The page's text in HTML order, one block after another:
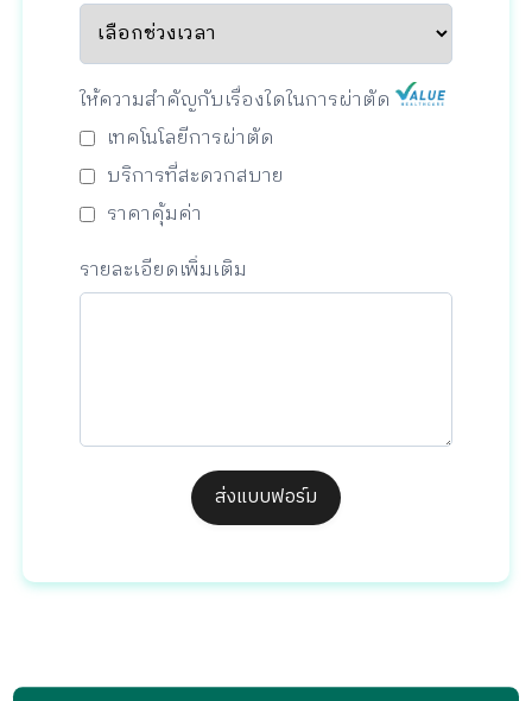
ให้ความสำคัญกับเรื่องใดในการผ่าตัด
เทคโนโลยีการผ่าตัด
บริการที่สะดวกสบาย
ราคาคุ้มค่า
รายละเอียดเพิ่มเติม
ส่งแบบฟอร์ม